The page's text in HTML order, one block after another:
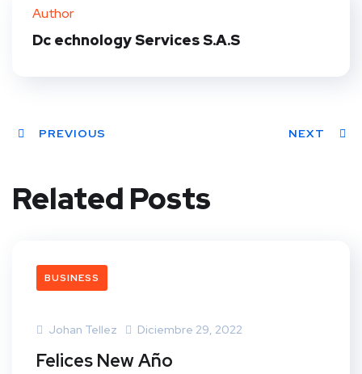
t
Author
Dc echnology Services S.A.S
PREVIOUS NEXT
Related Posts
BUSINESS
Johan Tellez Diciembre 29, 2022
Felices New Año